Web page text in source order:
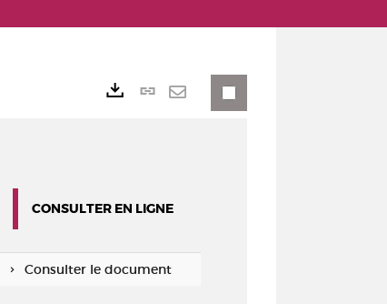
Lien
CONSULTER EN LIGNE
Consulter le document